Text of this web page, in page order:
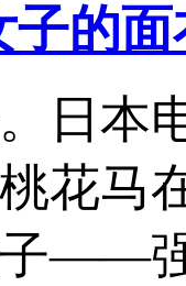
子的面
日本
花马
——